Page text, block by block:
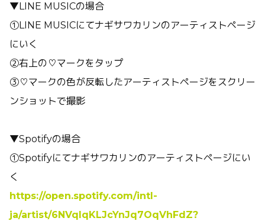
▼LINE MUSICの場合
①LINE MUSICにてナギサワカリンのアーティストページ
にいく
②右上の♡マークをタップ
③♡マークの色が反転したアーティストページをスクリー
ンショットで撮影
▼Spotifyの場合
①Spotifyにてナギサワカリンのアーティストページにい
く
https://open.spotify.com/intl-
ja/artist/6NVqlqKLJcYnJq7OqVhFdZ?